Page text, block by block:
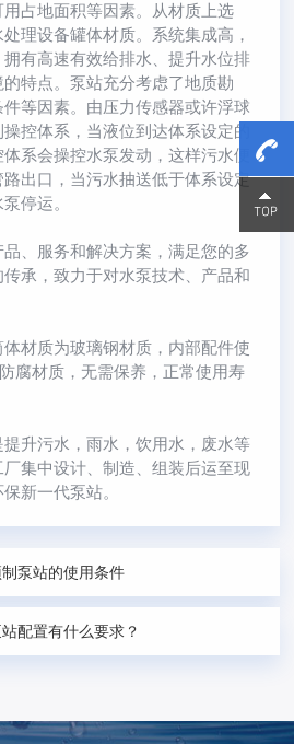
占地面积等因素。从材质上选
理设备罐体材质。系统集成高，
有高速有效给排水、提升水位排
特点。泵站充分考虑了地质勘
等因素。由压力传感器或许浮球
控体系，当液位到达体系设定的
系会操控水泵发动，这样污水便
出口，当污水抽送低于体系设定
停运。
服务和解决方案，满足您的多
承，致力于对水泵技术、产品和
质为玻璃钢材质，内部配件使
腐材质，无需保养，正常使用寿
升污水，雨水，饮用水，废水等
集中设计、制造、组装后运至现
新一代泵站。
泵站的使用条件
配置有什么要求？